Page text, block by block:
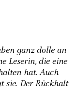
ganz dolle an
Leserin, die eine
hat. Auch
sie. Der Rückhalt